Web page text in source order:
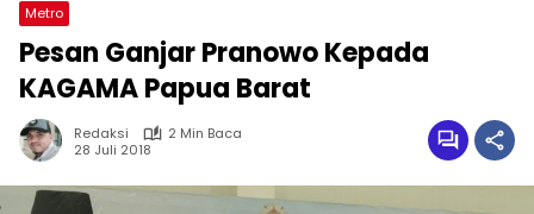
Metro
Pesan Ganjar Pranowo Kepada
KAGAMA Papua Barat
Redaksi
2 Min Baca
28 Juli 2018